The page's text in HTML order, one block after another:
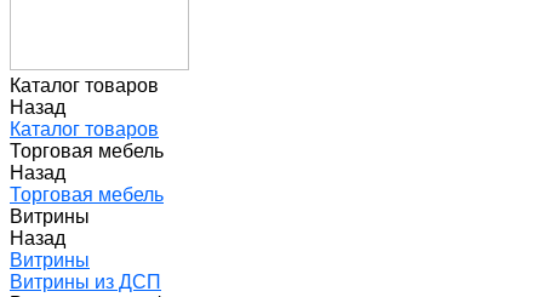
Каталог товаров
Назад
Каталог товаров
Торговая мебель
Назад
Торговая мебель
Витрины
Назад
Витрины
Витрины из ДСП